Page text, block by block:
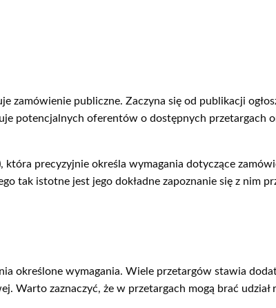
publiczne. Zaczyna się od publikacji
potencjalnych oferentów o dostępnych przetargach
, która precyzyjnie określa wymagania dotyczące
tak istotne jest jego dokładne zapoznanie się z nim
określone wymagania. Wiele przetargów stawia
Warto zaznaczyć, że w przetargach mogą brać udział